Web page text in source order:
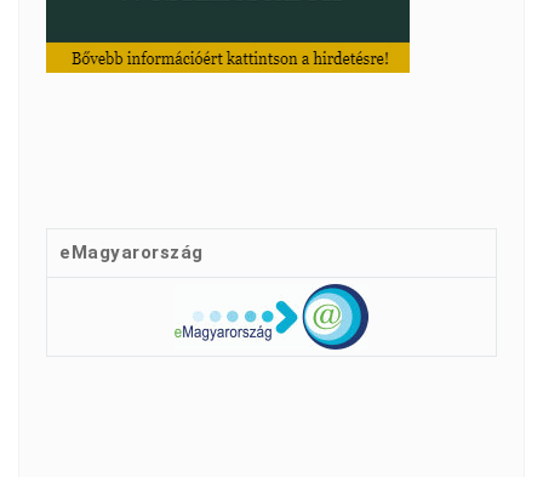
eMagyarország